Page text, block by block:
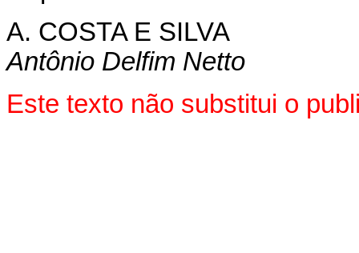
A. COSTA E SILVA
Antônio Delfim Netto
Este texto não substitui o